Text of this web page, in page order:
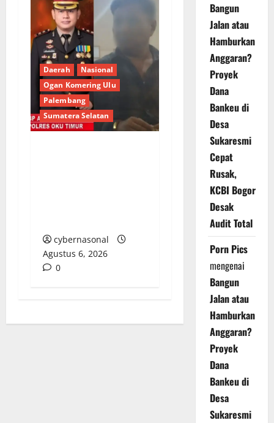
Daerah
Nasional
Ogan Komering Ulu
Palembang
Sumatera Selatan
cybernasonal
Agustus 6, 2026
0
Bangun
Jalan atau
Hamburkan
Anggaran?
Proyek
Dana
Bankeu di
Desa
Sukaresmi
Cepat
Rusak,
KCBI Bogor
Desak
Audit Total
Porn Pics
mengenai
Bangun
Jalan atau
Hamburkan
Anggaran?
Proyek
Dana
Bankeu di
Desa
Sukaresmi